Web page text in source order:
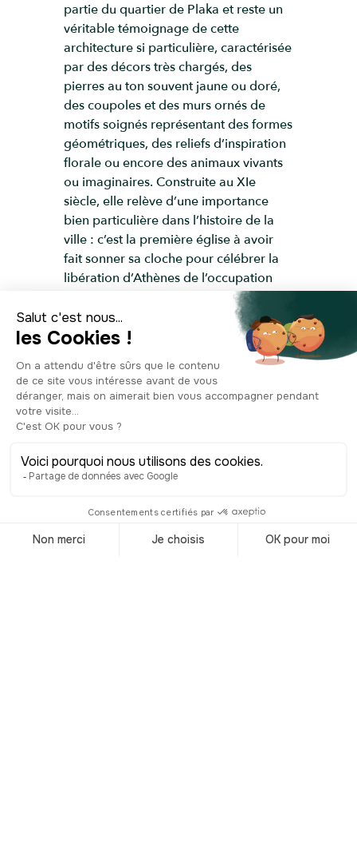
partie du quartier de Plaka et reste un
véritable témoignage de cette
architecture si particulière, caractérisée
par des décors très chargés, des
pierres au ton souvent jaune ou doré,
des coupoles et des murs ornés de
motifs soignés représentant des formes
géométriques, des reliefs d’inspiration
florale ou encore des animaux vivants
ou imaginaires. Construite au XIe
siècle, elle relève d’une importance
bien particulière dans l’histoire de la
ville : c’est la première église à avoir
fait sonner sa cloche pour célébrer la
libération d’Athènes de l’occupation
allemande en 1944, lors de la Seconde
Guerre mondiale. Restaurée dans les
années 1970, elle est, en plus, un très
bel exemple de l’architecture byzantine
de l’époque, bien qu’elle ait été
modifiée et remaniée au cours des
siècles.